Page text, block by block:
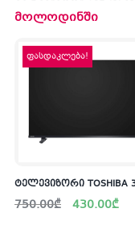
მოლოდინში
ფასდაკლება!
ტელევიზორი TOSHIBA
750.00₾
Original 430.00₾
Current